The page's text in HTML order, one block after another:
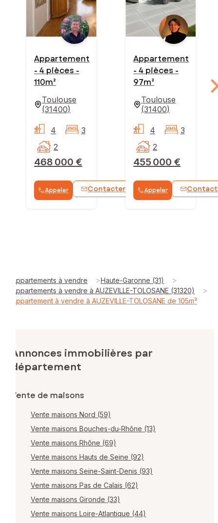
Appartement
- 4 pièces -
110m²
Toulouse
(31400)
468 000 €
4
3
2
Appeler Contacter WhatsApp
Appartement
- 4 pièces -
97m²
Toulouse
(31400)
455 000 €
4
3
2
Appeler
Appartements à vendre >Haute-Garonne (31) >
Appartements à vendre à AUZEVILLE-TOLOSANE (31320) >
Appartement à vendre à AUZEVILLE-TOLOSANE de 105m²
Annonces immobilières par
département
Vente de maisons
Vente maisons Nord (59)
Vente maisons Bouches-du-Rhône (13)
Vente maisons Rhône (69)
Vente maisons Hauts de Seine (92)
Vente maisons Seine-Saint-Denis (93)
Vente maisons Pas de Calais (62)
Vente maisons Gironde (33)
Vente maisons Loire-Atlantique (44)